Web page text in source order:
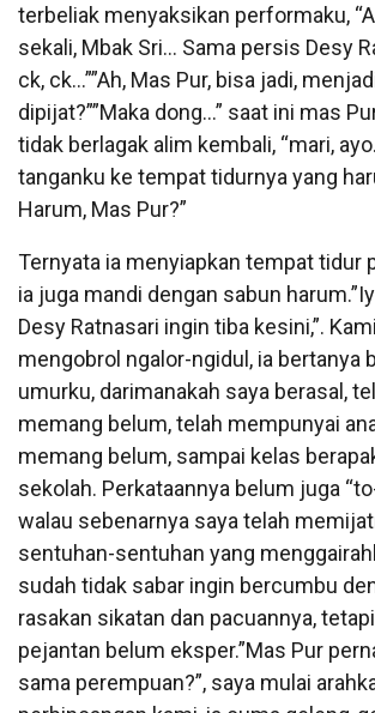
terbeliak menyaksikan performaku,
sekali, Mbak Sri… Sama persis Desy
ck, ck…””Ah, Mas Pur, bisa jadi,
dipijat?””Maka dong…” saat ini mas
tidak berlagak alim kembali, “mari,
tanganku ke tempat tidurnya yang
Harum, Mas Pur?”
Ternyata ia menyiapkan tempat tidur
ia juga mandi dengan sabun
Desy Ratnasari ingin tiba kesini,”.
mengobrol ngalor-ngidul, ia bertanya
umurku, darimanakah saya berasal,
memang belum, telah mempunyai
memang belum, sampai kelas
sekolah. Perkataannya belum juga
walau sebenarnya saya telah
sentuhan-sentuhan yang
sudah tidak sabar ingin bercumbu
rasakan sikatan dan pacuannya,
pejantan belum eksper.”Mas Pur
sama perempuan?”, saya mulai